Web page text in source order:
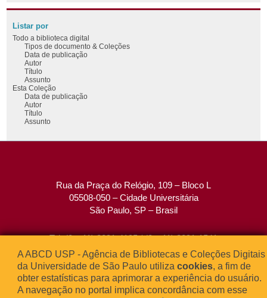
Listar por
Todo a biblioteca digital
Tipos de documento & Coleções
Data de publicação
Autor
Título
Assunto
Esta Coleção
Data de publicação
Autor
Título
Assunto
Rua da Praça do Relógio, 109 – Bloco L
05508-050 – Cidade Universitária
São Paulo, SP – Brasil
Tel: (0xx11) 3091-4195 / (0xx11) 3091-1541
Fax: (0xx11) 3091-1567
E-mail:atendimento@abcd.usp.br
A ABCD USP - Agência de Bibliotecas e Coleções Digitais
da Universidade de São Paulo utiliza cookies, a fim de
obter estatísticas para aprimorar a experiência do usuário.
A navegação no portal implica concordância com esse